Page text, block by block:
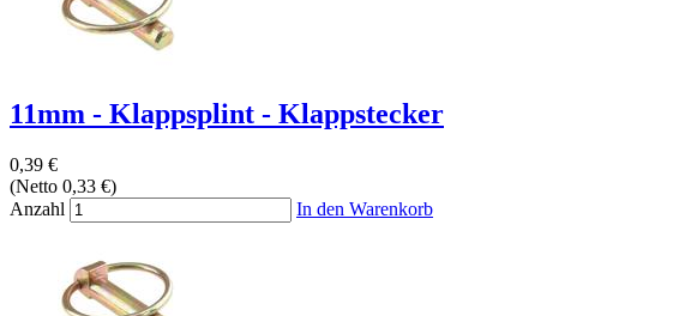
11mm - Klappsplint - Klappstecker
0,39 €
(Netto 0,33 €)
Anzahl
In den Warenkorb